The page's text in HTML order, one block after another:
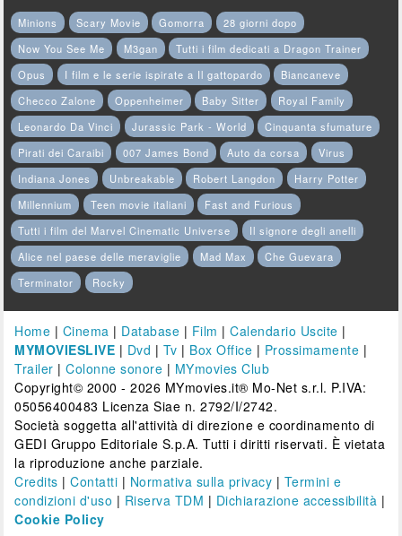
Minions Scary Movie Gomorra
28 giorni dopo
Now You See Me
M3gan
Tutti i film dedicati a Dragon Trainer
Opus
I film e le serie ispirate a Il gattopardo
Biancaneve
Checco Zalone
Oppenheimer Baby Sitter
Royal Family
Leonardo Da Vinci
Jurassic Park - World
Cinquanta sfumature
Pirati dei Caraibi
007 James Bond Auto da corsa
Virus
Indiana Jones
Unbreakable Robert Langdon
Harry Potter
Millennium
Teen movie italiani
Fast and Furious
Tutti i film del Marvel Cinematic Universe
Il signore degli anelli
Alice nel paese delle meraviglie
Mad Max
Che Guevara
Terminator
Rocky
Home | Cinema | Database | Film |Calendario Uscite |
MYMOVIESLIVE | Dvd | Tv | Box Office | Prossimamente |
Trailer |Colonne sonore | MYmovies Club
Copyright© 2000 - 2026 MYmovies.it® Mo-Net s.r.l. P.IVA:
05056400483 Licenza Siae n. 2792/I/2742.
Società soggetta all'attività di direzione e coordinamento di
GEDI Gruppo Editoriale S.p.A. Tutti i diritti riservati. È vietata
la riproduzione anche parziale.
Credits |Contatti | Normativa sulla privacy | Termini e
condizioni d'uso | Riserva TDM | Dichiarazione accessibilità |
Cookie Policy